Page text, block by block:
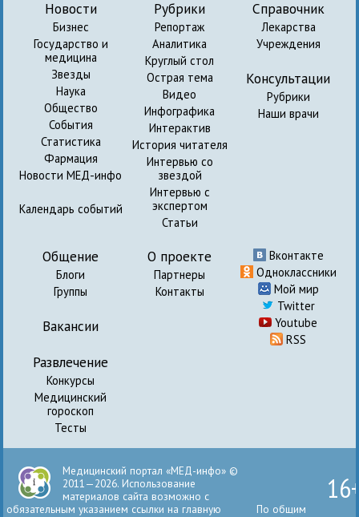
Новости
Бизнес
Государство и
медицина
Звезды
Наука
Общество
События
Статистика
Фармация
Новости МЕД-инфо
Календарь событий
Рубрики
Репортаж
Аналитика
Круглый стол
Острая тема
Видео
Инфографика
Интерактив
История читателя
Интервью со
звездой
Интервью с
экспертом
Статьи
Справочник
Лекарства
Учреждения
Консультации
Рубрики
Наши врачи
Общение
Блоги
Группы
Вакансии
Развлечение
Конкурсы
Медицинский
гороскоп
Тесты
О проекте
Партнеры
Контакты
Вконтакте
Одноклассники
Мой мир
Twitter
Youtube
RSS
Медицинский портал «МЕД-инфо» ©
2011—2026. Использование
материалов сайта возможно с
обязательным указанием ссылки на главную
По общим